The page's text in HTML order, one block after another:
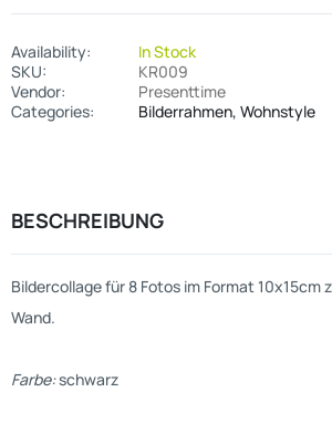
Availability:
In Stock
SKU:
KR009
Vendor:
Presenttime
Categories:
Bilderrahmen, Wohnstyle
BESCHREIBUNG
Bildercollage für 8 Fotos im Format 10x15cm
Wand.
Farbe:schwarz